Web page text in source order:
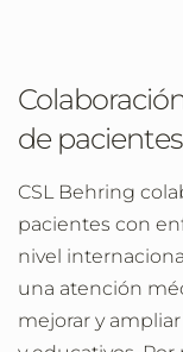
de
CSL Behring
pacientes con
nivel
una atención
mejorar y